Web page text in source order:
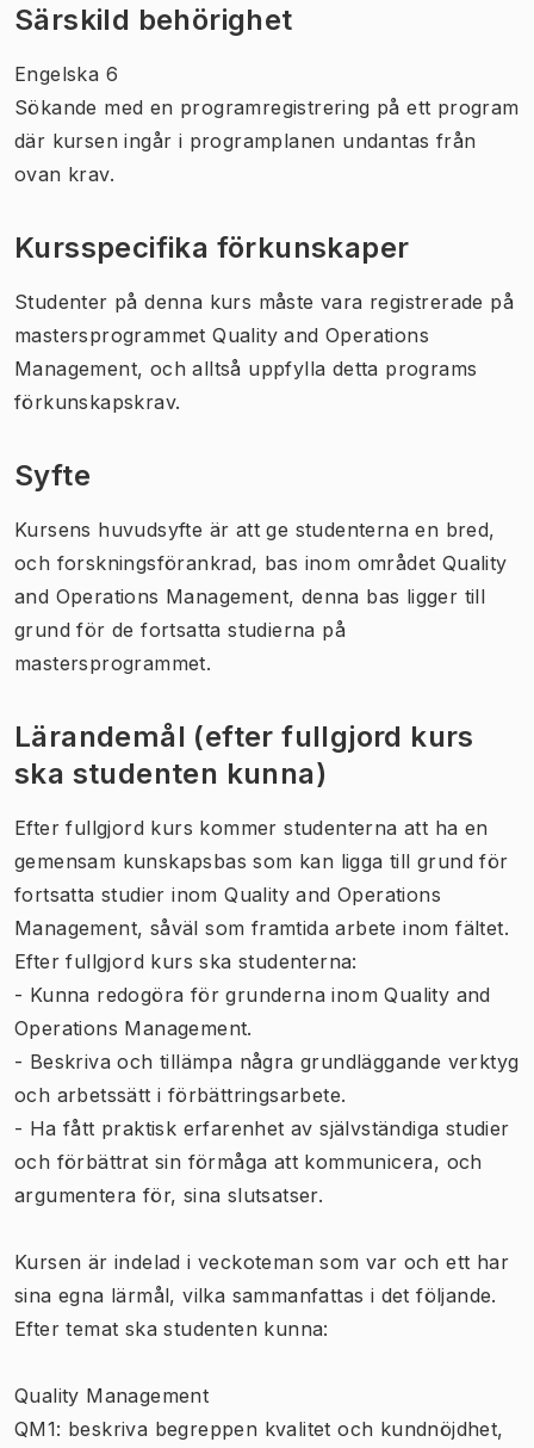
Särskild behörighet
Engelska 6
Sökande med en programregistrering på ett program
där kursen ingår i programplanen undantas från
ovan krav.
Kursspecifika förkunskaper
Studenter på denna kurs måste vara registrerade på
mastersprogrammet Quality and Operations
Management, och alltså uppfylla detta programs
förkunskapskrav.
Syfte
Kursens huvudsyfte är att ge studenterna en bred,
och forskningsförankrad, bas inom området Quality
and Operations Management, denna bas ligger till
grund för de fortsatta studierna på
mastersprogrammet.
Lärandemål (efter fullgjord kurs
ska studenten kunna)
Efter fullgjord kurs kommer studenterna att ha en
gemensam kunskapsbas som kan ligga till grund för
fortsatta studier inom Quality and Operations
Management, såväl som framtida arbete inom fältet.
Efter fullgjord kurs ska studenterna:
- Kunna redogöra för grunderna inom Quality and
Operations Management.
- Beskriva och tillämpa några grundläggande verktyg
och arbetssätt i förbättringsarbete.
- Ha fått praktisk erfarenhet av självständiga studier
och förbättrat sin förmåga att kommunicera, och
argumentera för, sina slutsatser.
Kursen är indelad i veckoteman som var och ett har
sina egna lärmål, vilka sammanfattas i det följande.
Efter temat ska studenten kunna:
Quality Management
QM1: beskriva begreppen kvalitet och kundnöjdhet,